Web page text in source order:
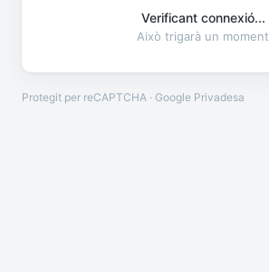
Verificant connexió...
Això trigarà un moment
Protegit per reCAPTCHA · Google Privadesa